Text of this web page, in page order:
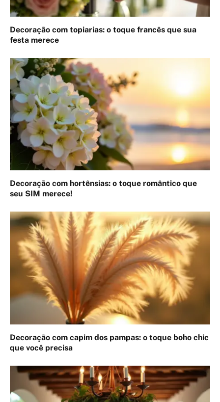
Decoração com topiarias: o toque francês que sua
festa merece
Decoração com hortênsias: o toque romântico que
seu SIM merece!
Decoração com capim dos pampas: o toque boho chic
que você precisa